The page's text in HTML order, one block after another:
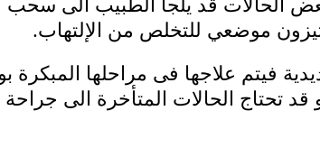
موضعي للتخلص من الإلتهاب.
فيتم علاجها فى مراحلها
قد تحتاج الحالات المتأخرة الى